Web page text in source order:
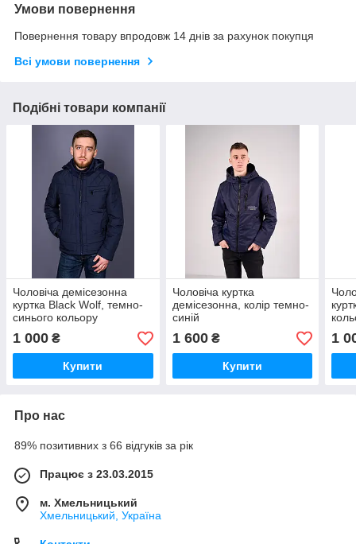
Умови повернення
Повернення товару впродовж 14 днів за рахунок покупця
Всі умови повернення
Подібні товари компанії
Чоловіча демісезонна
куртка Black Wolf, темно-
синього кольору
1 000 ₴
Купити
Чоловіча куртка
демісезонна, колір темно-
синій
1 600₴
Купити
1
Про нас
89% позитивних з 66 відгуків за рік
Працює з 23.03.2015
м. Хмельницький
Хмельницький, Україна